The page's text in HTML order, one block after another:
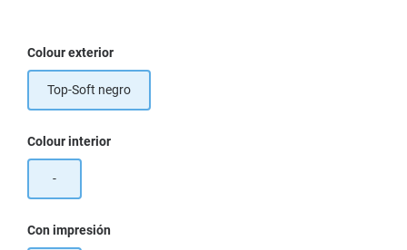
Seleccione
Colour exterior
Top-Soft negro
Seleccione
Colour interior
-
Seleccione
Con impresión